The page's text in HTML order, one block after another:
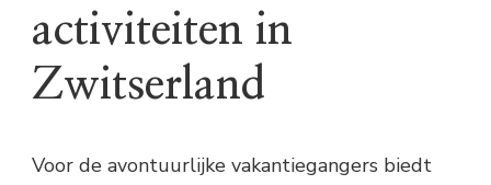
activiteiten in
Zwitserland
Voor de avontuurlijke vakantiegangers biedt